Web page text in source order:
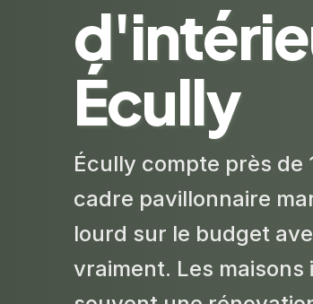
Écully
Écully compte près de
cadre pavillonnaire
lourd sur le budget
vraiment. Les